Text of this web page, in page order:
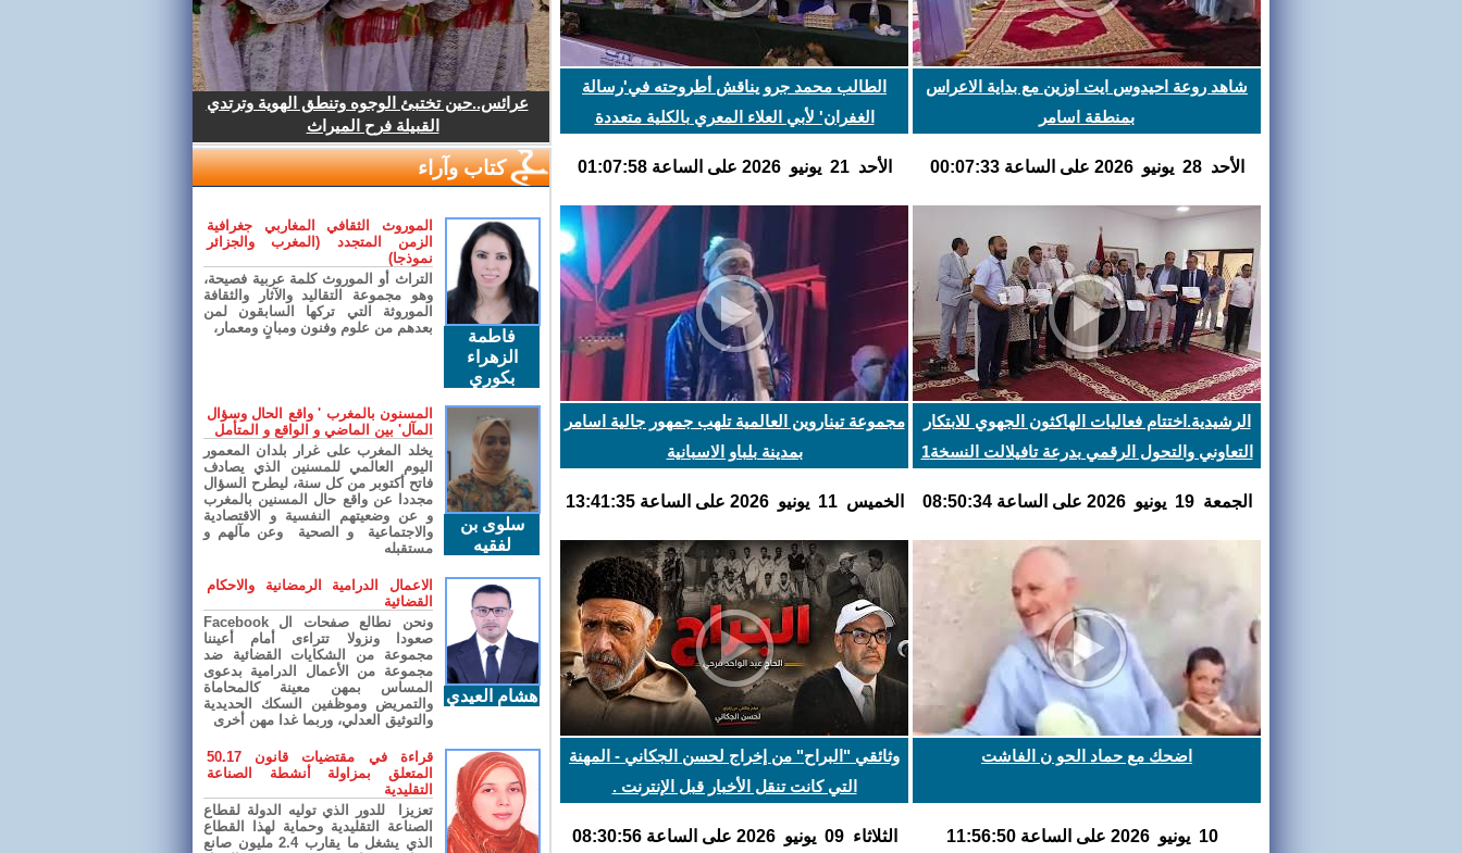
شاهد روعة احيدوس ايت اوزين مع بداية الاعراس
بمنطقة اسامر
اﻷحد 28 يونيو 2026 على الساعة 00:07:33
الطالب محمد جرو يناقش أطروحته في'رسالة
الغفران' لأبي العلاء المعري بالكلية متعددة
اﻷحد 21 يونيو 2026 على الساعة 01:07:58
الرشيدية.اختتام فعاليات الهاكثون الجهوي للابتكار
التعاوني والتحول الرقمي بدرعة تافيلالت النسخة1
الجمعة 19 يونيو 2026 على الساعة 08:50:34
مجموعة تيناروين العالمية تلهب جمهور جالية اسامر
بمدينة بلباو الاسبانية
الخميس 11 يونيو 2026 على الساعة 13:41:35
اضحك مع حماد الحو ن الفاشت
وثائقي "البراح" من إخراج لحسن الجكاني - المهنة
التي كانت تنقل الأخبار قبل الإنترنت .
الثلاثاء 09 يونيو 2026 على الساعة 08:30:56
عرائس..حين تختبئ الوجوه وتنطق الهوية وترتدي
القبيلة فرح الميراث
كتاب وآراء
فاطمة
الزهراء
بكوري
الموروث الثقافي المغاربي جغرافية
الزمن المتجدد (المغرب والجزائر
نموذجا)
التراث أو الموروث كلمة عربية فصيحة،
وهو مجموعة التقاليد والآثار والثقافة
الموروثة التي تركها السابقون لمن
بعدهم من علوم وفنون ومبانٍ ومعمار،
سلوى بن
لفقيه
المسنون بالمغرب ' واقع الحال وسؤال
المآل' بين الماضي و الواقع و المتأمل
يخلد المغرب على غرار بلدان المعمور
اليوم العالمي للمسنين الذي يصادف
فاتح أكتوبر من كل سنة، ليطرح السؤال
مجددا عن واقع حال المسنين بالمغرب
و عن وضعيتهم النفسية و الاقتصادية
والاجتماعية و الصحية وعن مآلهم و
مستقبله
هشام العيدي
الاعمال الدرامية الرمضانية والاحكام
القضائية
ونحن نطالع صفحات ال Facebook
صعودا ونزولا تتراءى أمام أعيننا
مجموعة من الشكايات القضائية ضد
مجموعة من الأعمال الدرامية بدعوى
المساس بمهن معينة كالمحاماة
والتمريض وموظفين السكك الحديدية
والتوثيق العدلي، وربما غدا مهن أخرى
قراءة في مقتضيات قانون 50.17
المتعلق بمزاولة أنشطة الصناعة
التقليدية
تعزيزا للدور الذي توليه الدولة لقطاع
الصناعة التقليدية وحماية لهذا القطاع
الذي يشغل ما يقارب 2.4 مليون صانع